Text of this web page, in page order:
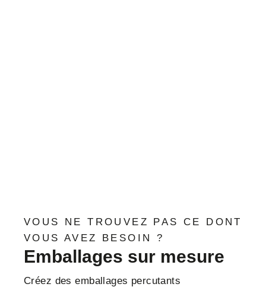
VOUS NE TROUVEZ PAS CE DONT
VOUS AVEZ BESOIN ?
Emballages sur mesure
Créez des emballages percutants